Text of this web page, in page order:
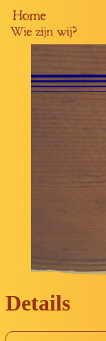
Details